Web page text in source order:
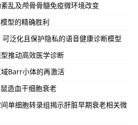
乱及颅骨骨髓免疫微环境改变
型的精确胜利
泛化且保护隐私的语音健康诊断模型
推动高效医学诊断
Barr小体的再激活
造血干细胞衰老
单细胞转录组揭示肝脏早期衰老相关微